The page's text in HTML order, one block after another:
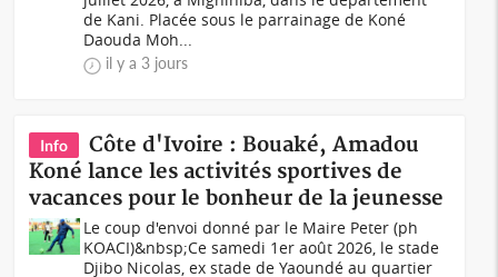
de Kani. Placée sous le parrainage de Koné
Daouda Moh...
il y a 3 jours
Info
Côte d'Ivoire : Bouaké, Amadou
Koné lance les activités sportives de
vacances pour le bonheur de la jeunesse
Le coup d'envoi donné par le Maire Peter (ph
KOACI)&nbsp;Ce samedi 1er août 2026, le stade
Djibo Nicolas, ex stade de Yaoundé au quartier